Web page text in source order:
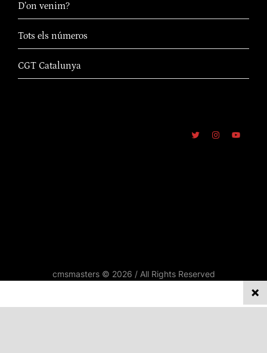
D’on venim?
Tots els números
CGT Catalunya
cmsmasters © 2026 / All Rights Reserved